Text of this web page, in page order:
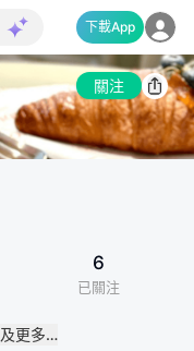
下載App
關注
6
已關注
及更多…